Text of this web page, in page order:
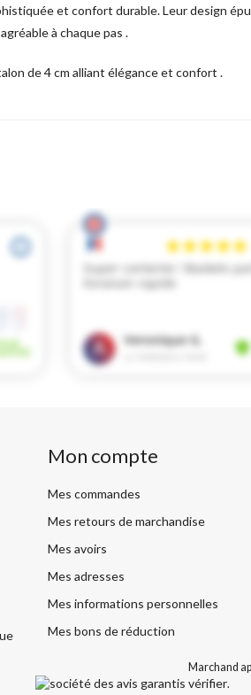
et confort durable. Leur design
à chaque pas .
de 4 cm alliant élégance et confort .
Mon compte
Mes commandes
Mes retours de marchandise
Mes avoirs
Mes adresses
Mes informations personnelles
Mes bons de réduction
Marchand
vérifier.